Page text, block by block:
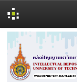
navigation